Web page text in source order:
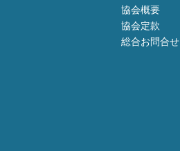
協会概要
協会定款
総合お問合せ